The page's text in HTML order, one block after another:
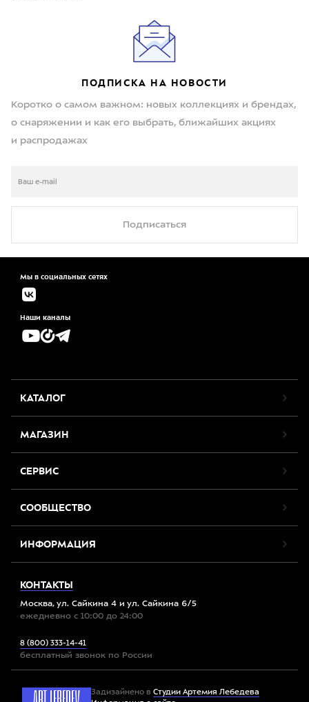
ПОДПИСКА НА НОВОСТИ
Коротко о самом важном: новых коллекциях и брендах,
о снаряжении и как его выбрать, ближайших акциях
и распродажах
Подписаться
Мы в социальных сетях
Наши каналы
КАТАЛОГ
МАГАЗИН
СЕРВИС
СООБЩЕСТВО
ИНФОРМАЦИЯ
КОНТАКТЫ
Москва, ул. Сайкина 4 и ул. Сайкина 6/5
ежедневно с 10:00 до 24:00
8 (800) 333-14-41
бесплатный звонок по России
Задизайнено в Студии Артемия Лебедева